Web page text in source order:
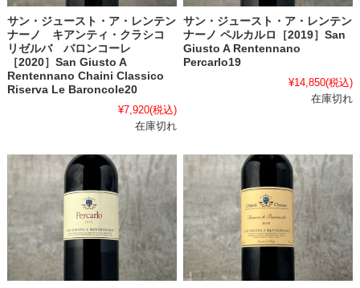
サン・ジュースト・ア・レンテン
ナーノ キアンティ・クラシコ
リゼルバ バロンコーレ
［2020］San Giusto A
Rentennano Chaini Classico
Riserva Le Baroncole20
¥7,920(税込)
在庫切れ
サン・ジュースト・ア・レンテン
ナーノ ペルカルロ［2019］San
Giusto A Rentennano
Percarlo19
¥14,850(税込)
在庫切れ